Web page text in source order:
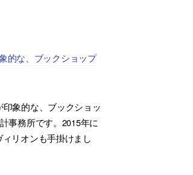
的な、ブックショップ
象的な、ブックショッ
事務所です。2015年に
リオンも手掛けまし